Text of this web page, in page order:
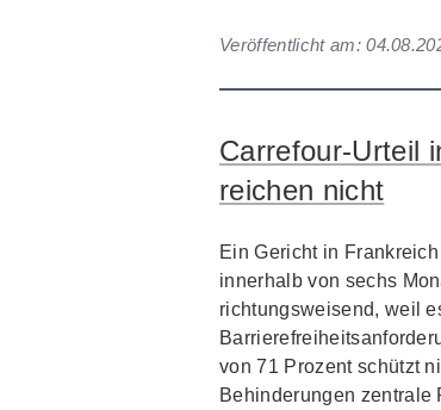
Veröffentlicht am:
Carrefour-Urteil
reichen nicht
Ein Gericht in
innerhalb von sechs
richtungsweisend, weil
von 71 Prozent schützt
Behinderungen zentrale